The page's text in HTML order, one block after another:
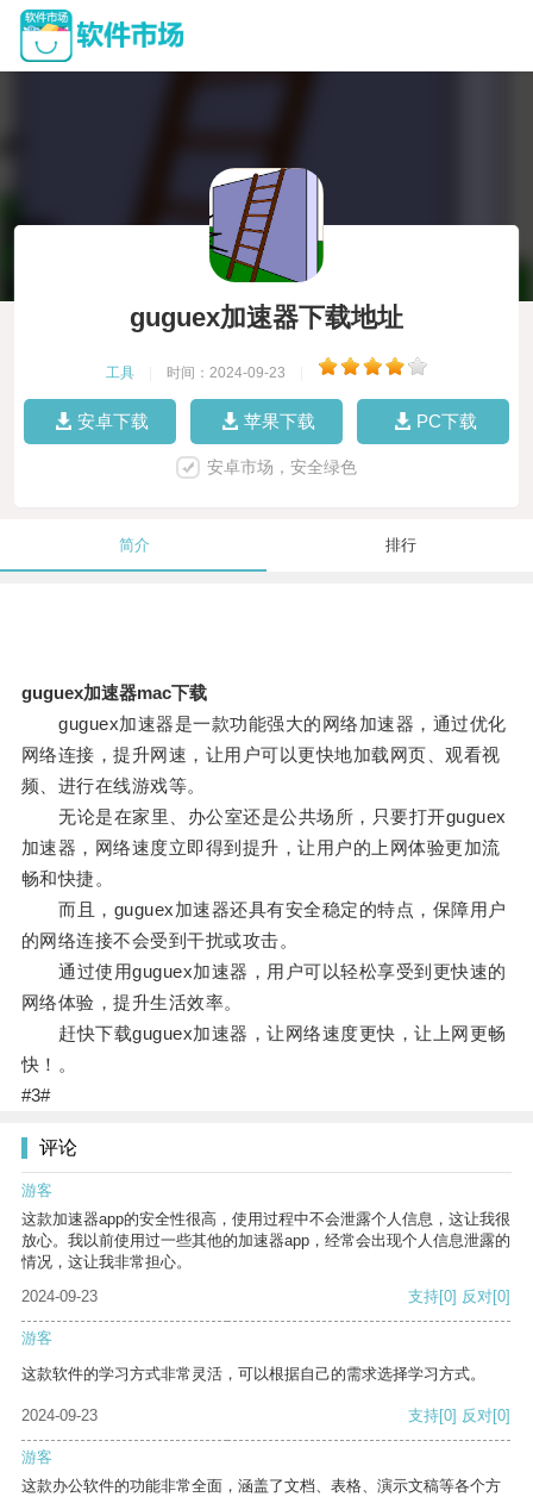
guguex加速器下载地址
工具 时间：2024-09-23
安卓下载 苹果下载 PC下载
安卓市场，安全绿色
简介 排行
guguex加速器mac下载
guguex加速器是一款功能强大的网络加速器，通过优化
网络连接，提升网速，让用户可以更快地加载网页、观看视
频、进行在线游戏等。
无论是在家里、办公室还是公共场所，只要打开guguex
加速器，网络速度立即得到提升，让用户的上网体验更加流
畅和快捷。
而且，guguex加速器还具有安全稳定的特点，保障用户
的网络连接不会受到干扰或攻击。
通过使用guguex加速器，用户可以轻松享受到更快速的
网络体验，提升生活效率。
赶快下载guguex加速器，让网络速度更快，让上网更畅
快！。
#3#
评论
游客
这款加速器app的安全性很高，使用过程中不会泄露个人信息，这让我很
放心。我以前使用过一些其他的加速器app，经常会出现个人信息泄露的
情况，这让我非常担心。
2024-09-23
支持[0] 反对[0]
游客
这款软件的学习方式非常灵活，可以根据自己的需求选择学习方式。
2024-09-23 支持[0] 反对[0]
游客
这款办公软件的功能非常全面，涵盖了文档、表格、演示文稿等各个方